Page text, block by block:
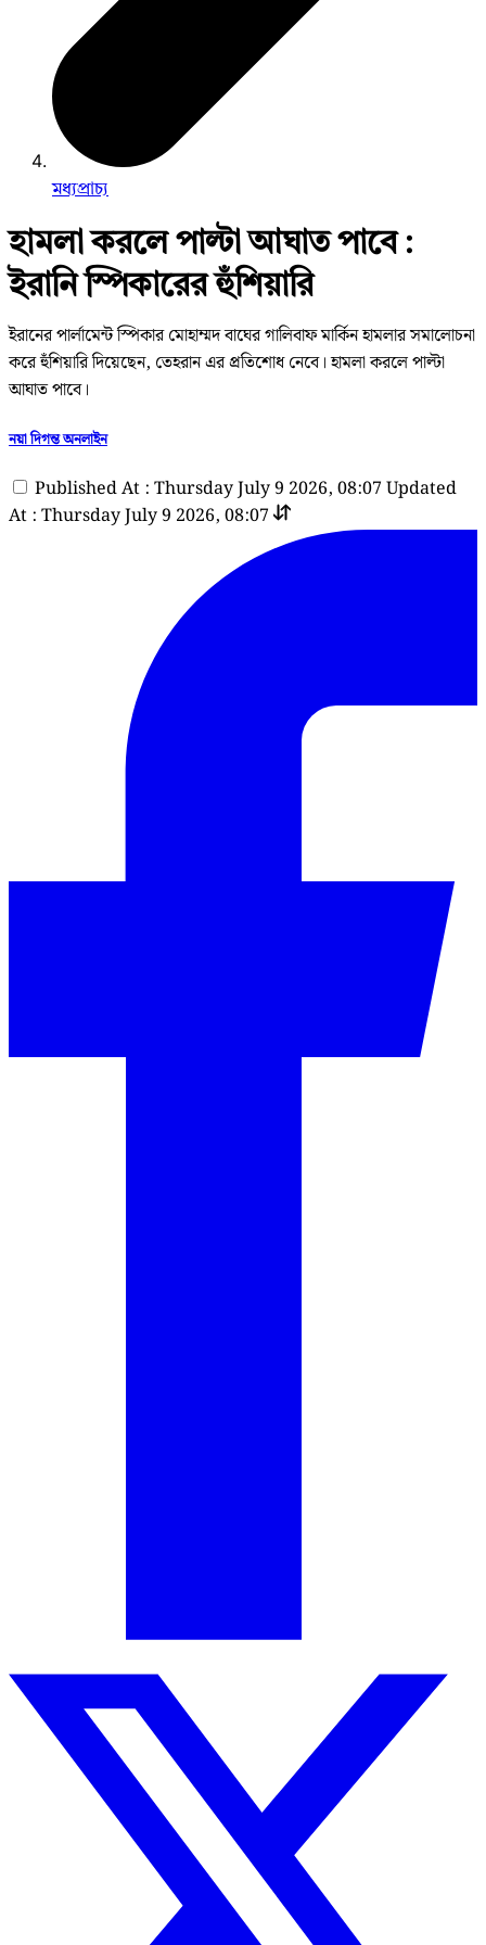
মধ্যপ্রাচ্য
হামলা করলে পাল্টা আঘাত পাবে :
ইরানি স্পিকারের হুঁশিয়ারি
ইরানের পার্লামেন্ট স্পিকার মোহাম্মদ বাঘের গালিবাফ মার্কিন হামলার সমালোচনা
করে হুঁশিয়ারি দিয়েছেন, তেহরান এর প্রতিশোধ নেবে। হামলা করলে পাল্টা
আঘাত পাবে।
নয়া দিগন্ত অনলাইন
Published At : Thursday July 9 2026, 08:07 Updated
At : Thursday July 9 2026, 08:07